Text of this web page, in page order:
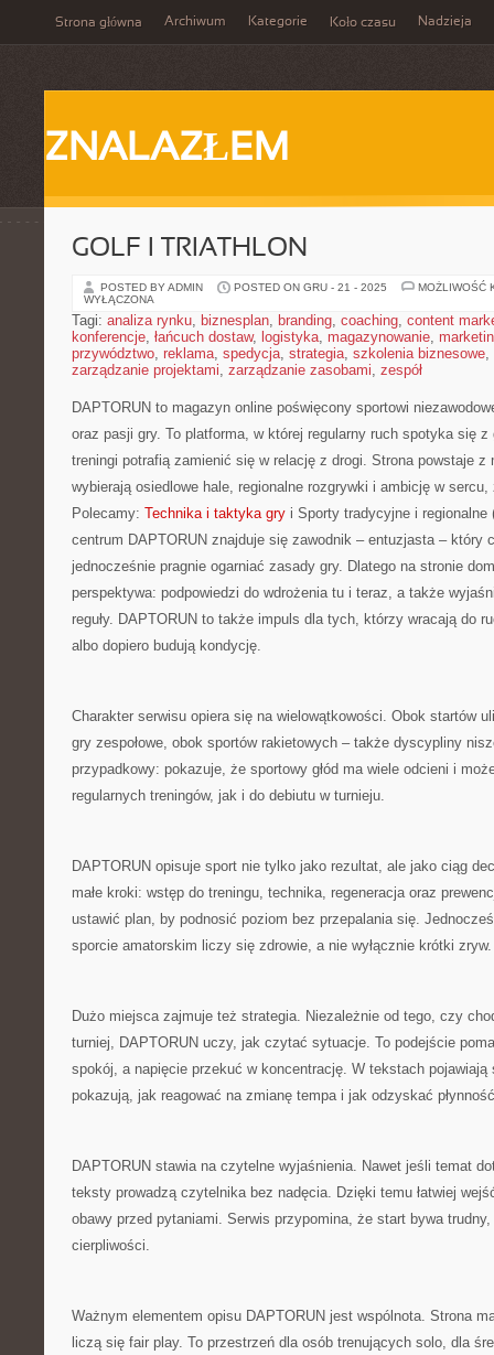
Strona główna Archiwum Kategorie Koło czasu Nadzieja
ZNALAZŁEM
GOLF I TRIATHLON
POSTED BY ADMIN POSTED ON GRU - 21 - 2025
MOŻLIWOŚĆ
WYŁĄCZONA
Tagi: analiza rynku, biznesplan, branding, coaching, content
konferencje, łańcuch dostaw, logistyka, magazynowanie,
przywództwo, reklama, spedycja, strategia, szkolenia biznesowe,
zarządzanie projektami, zarządzanie zasobami, zespół
DAPTORUN to magazyn online poświęcony sportowi
oraz pasji gry. To platforma, w której regularny ruch spotyka się z
treningi potrafią zamienić się w relację z drogi. Strona powstaje
wybierają osiedlowe hale, regionalne rozgrywki i ambicję w
Polecamy: Technika i taktyka gry i Sporty tradycyjne i regionalne
centrum DAPTORUN znajduje się zawodnik – entuzjasta – który
jednocześnie pragnie ogarniać zasady gry. Dlatego na stronie
perspektywa: podpowiedzi do wdrożenia tu i teraz, a także
reguły. DAPTORUN to także impuls dla tych, którzy wracają do
albo dopiero budują kondycję.
Charakter serwisu opiera się na wielowątkowości. Obok startów
gry zespołowe, obok sportów rakietowych – także dyscypliny
przypadkowy: pokazuje, że sportowy głód ma wiele odcieni i
regularnych treningów, jak i do debiutu w turnieju.
DAPTORUN opisuje sport nie tylko jako rezultat, ale jako ciąg
małe kroki: wstęp do treningu, technika, regeneracja oraz
ustawić plan, by podnosić poziom bez przepalania się.
sporcie amatorskim liczy się zdrowie, a nie wyłącznie krótki zryw.
Dużo miejsca zajmuje też strategia. Niezależnie od tego, czy
turniej, DAPTORUN uczy, jak czytać sytuacje. To podejście
spokój, a napięcie przekuć w koncentrację. W tekstach pojawiają
pokazują, jak reagować na zmianę tempa i jak odzyskać
DAPTORUN stawia na czytelne wyjaśnienia. Nawet jeśli temat
teksty prowadzą czytelnika bez nadęcia. Dzięki temu łatwiej
obawy przed pytaniami. Serwis przypomina, że start bywa
cierpliwości.
Ważnym elementem opisu DAPTORUN jest wspólnota. Strona
liczą się fair play. To przestrzeń dla osób trenujących solo, dla